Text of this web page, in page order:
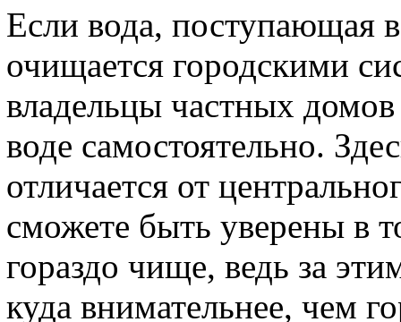
Если вода, поступающая
очищается городскими
владельцы частных
воде самостоятельно.
отличается от
сможете быть уверены в
гораздо чище, ведь за
куда внимательнее, чем